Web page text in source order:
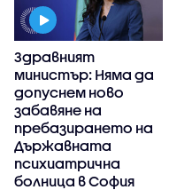
Здравният
министър: Няма да
допуснем ново
забавяне на
пребазирането на
Държавната
психиатрична
болница в София